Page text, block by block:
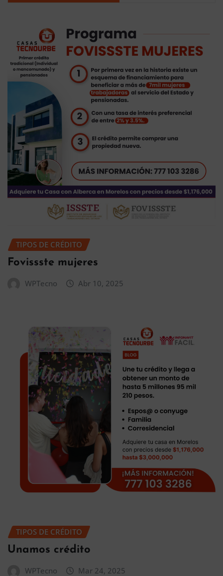
TIPOS DE CRÉDITO
Fovissste mujeres
WPTecno Abr 10, 2025
TIPOS DE CRÉDITO
Unamos crédito
WPTecno Mar 24, 2025